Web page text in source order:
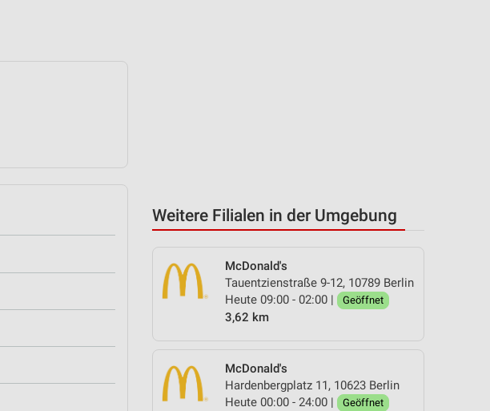
Weitere Filialen in der Umgebung
McDonald's
Tauentzienstraße 9-12, 10789 Berlin
Heute 09:00 - 02:00 |
Geöffnet
3,62 km
McDonald's
Hardenbergplatz 11, 10623 Berlin
Heute 00:00 - 24:00 |
Geöffnet